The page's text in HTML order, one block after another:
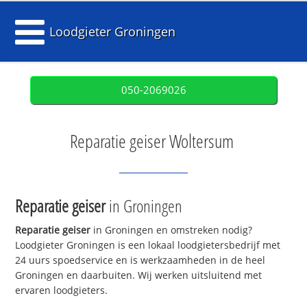
Loodgieter Groningen
050-2069026
Reparatie geiser Woltersum
Reparatie geiserin Groningen
Reparatie geiser in Groningen en omstreken nodig?
Loodgieter Groningen is een lokaal loodgietersbedrijf met
24 uurs spoedservice en is werkzaamheden in de heel
Groningen en daarbuiten. Wij werken uitsluitend met
ervaren loodgieters.